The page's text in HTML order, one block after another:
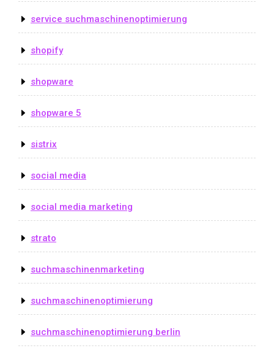
service suchmaschinenoptimierung
shopify
shopware
shopware 5
sistrix
social media
social media marketing
strato
suchmaschinenmarketing
suchmaschinenoptimierung
suchmaschinenoptimierung berlin